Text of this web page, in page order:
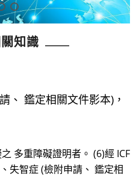
知識
、 鑑定相關文件影本)，
多重障礙證明者。 (6)經 ICF
失智症 (檢附申請、 鑑定相